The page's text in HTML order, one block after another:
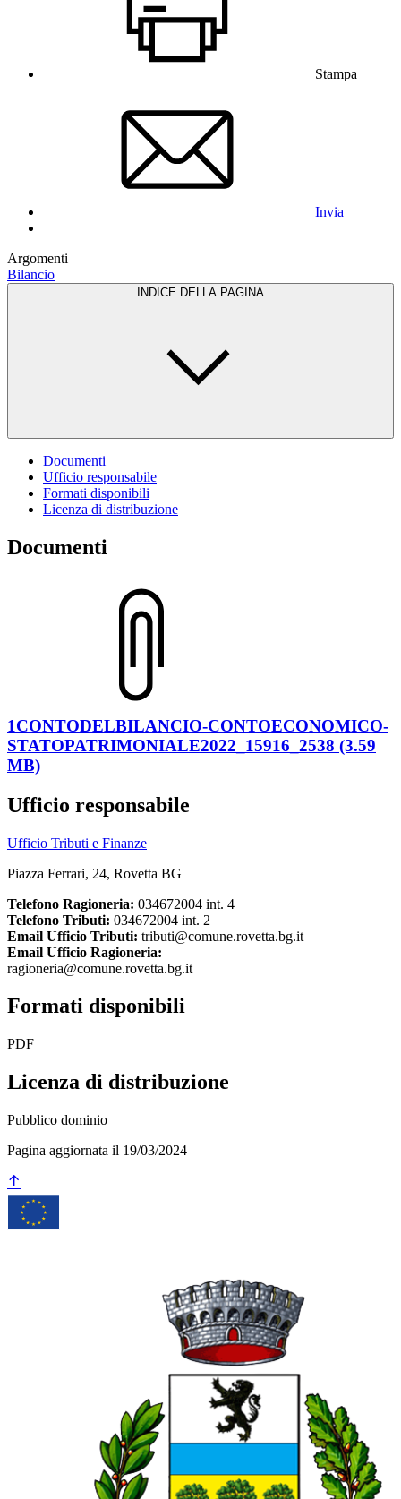
Stampa
Invia
Argomenti
Bilancio
INDICE DELLA PAGINA
Documenti
Ufficio responsabile
Formati disponibili
Licenza di distribuzione
Documenti
1CONTODELBILANCIO-CONTOECONOMICO-
STATOPATRIMONIALE2022_15916_2538 (3.59
MB)
Ufficio responsabile
Ufficio Tributi e Finanze
Piazza Ferrari, 24, Rovetta BG
Telefono Ragioneria: 034672004 int. 4
Telefono Tributi: 034672004 int. 2
Email Ufficio Tributi: tributi@comune.rovetta.bg.it
Email Ufficio Ragioneria:
ragioneria@comune.rovetta.bg.it
Formati disponibili
PDF
Licenza di distribuzione
Pubblico dominio
Pagina aggiornata il 19/03/2024